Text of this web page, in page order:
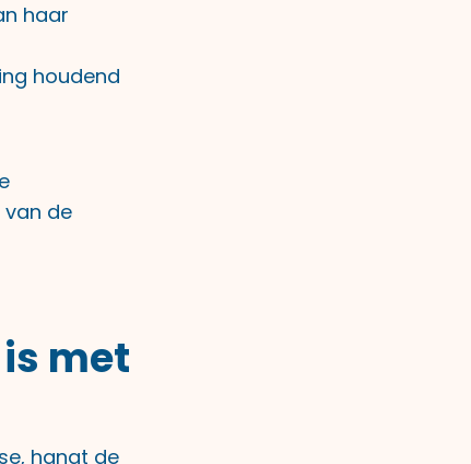
haar
houdend
van de
met
hangt de